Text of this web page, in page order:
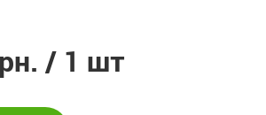
/ 1 шт